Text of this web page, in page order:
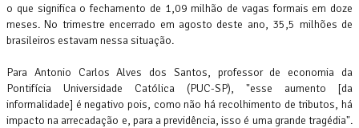
o que significa o fechamento de 1,09 milhão de vagas formais em doze
meses. No trimestre encerrado em agosto deste ano, 35,5 milhões de
brasileiros estavam nessa situação.
Para Antonio Carlos Alves dos Santos, professor de economia da
Pontifícia Universidade Católica (PUC-SP), "esse aumento [da
informalidade] é negativo pois, como não há recolhimento de tributos, há
impacto na arrecadação e, para a previdência, isso é uma grande tragédia".